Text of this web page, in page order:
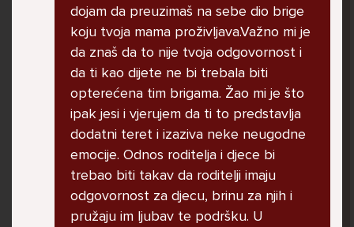
Imam dosta velike probleme i ne znam kako
se nosit s time u pitanju je moj razred i grupa
na messengeru moj razred je pun narkomana
koji puse marihuanu i kad ih u grupi nesto
pitam vezano za skolu zeznu me i izbacuju
me i vrate nakon nekog perioda lako receno
crna ovca sam samo zato sto sam drugaciji od
njih imam drugaciji stil oblacenja protiv nasilja
sam ne psujem i ne drogiram se kao oni.
dojam da preuzimaš na sebe dio brige
koju tvoja mama proživljava.Važno mi je
da znaš da to nije tvoja odgovornost i
da ti kao dijete ne bi trebala biti
opterećena tim brigama. Žao mi je što
ipak jesi i vjerujem da ti to predstavlja
dodatni teret i izaziva neke neugodne
emocije. Odnos roditelja i djece bi
trebao biti takav da roditelji imaju
odgovornost za djecu, brinu za njih i
pružaju im ljubav te podršku. U